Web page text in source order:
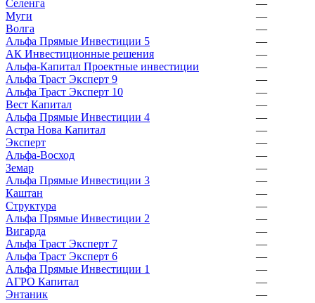
Селенга
—
Муги
—
Волга
—
Альфа Прямые Инвестиции 5
—
АК Инвестиционные решения
—
Альфа-Капитал Проектные инвестиции
—
Альфа Траст Эксперт 9
—
Альфа Траст Эксперт 10
—
Вест Капитал
—
Альфа Прямые Инвестиции 4
—
Астра Нова Капитал
—
Эксперт
—
Альфа-Восход
—
Земар
—
Альфа Прямые Инвестиции 3
—
Каштан
—
Структура
—
Альфа Прямые Инвестиции 2
—
Вигарда
—
Альфа Траст Эксперт 7
—
Альфа Траст Эксперт 6
—
Альфа Прямые Инвестиции 1
—
АГРО Капитал
—
Энтаник
—